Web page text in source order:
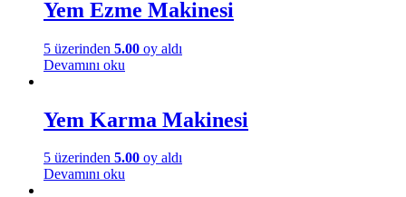
Yem Ezme Makinesi
5 üzerinden 5.00 oy aldı
Devamını oku
Yem Karma Makinesi
5 üzerinden 5.00 oy aldı
Devamını oku